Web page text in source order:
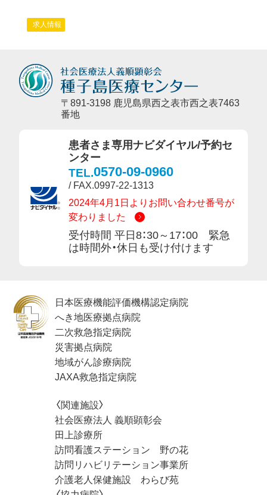
求人情報
〒891-3198 鹿児島県西之表市西之表7463
番地
患者さま専用ナビダイヤル/予約セ
ンター
TEL.0570-09-0960
/ FAX.0997-22-1313
2024年4月1日よりお問い合わせ番号が
変わりました
受付時間 平日8：30～17：00 緊急
は時間外・休日も受け付けます
日本医療機能評価機構認定病院
へき地医療拠点病院
二次救急指定病院
災害拠点病院
地域がん診療病院
JAXA救急指定病院
〈関連施設〉
社会医療法人 義順顕彰会
田上診療所
訪問看護ステーション 野の花
訪問リハビリテーション事業所
介護老人保健施設 わらび苑